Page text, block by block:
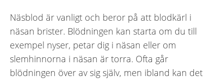
Näsblod är vanligt och beror på att blodkärl i
näsan brister. Blödningen kan starta om du till
exempel nyser, petar dig i näsan eller om
slemhinnorna i näsan är torra. Ofta går
blödningen över av sig själv, men ibland kan det